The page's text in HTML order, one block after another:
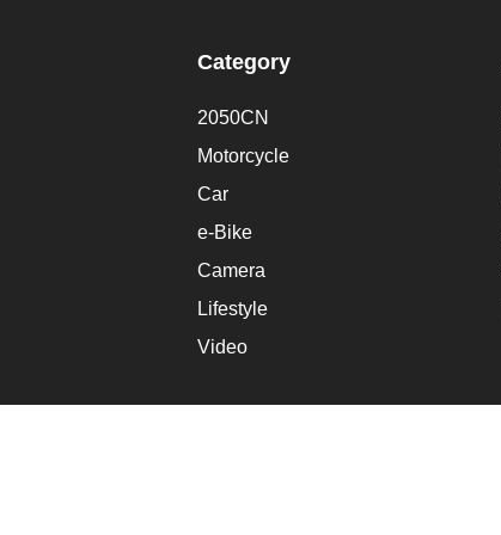
Category
2050CN
Motorcycle
Car
e-Bike
Camera
Lifestyle
Video